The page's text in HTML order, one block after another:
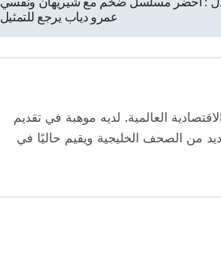
عمرو دياب يرجع للتمثيل
الاقتصادية العالمية. لديه موهبة في تقديم
من الصحف الخليجية ويقيم حاليًا في